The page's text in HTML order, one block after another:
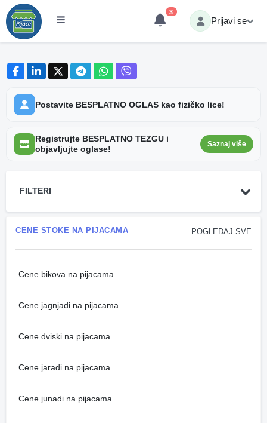
3
Prijavi se
Postavite BESPLATNO OGLAS kao fizičko lice!
Registrujte BESPLATNO TEZGU i
objavljujte oglase!
Saznaj više
FILTERI
POGLEDAJ SVE
CENE STOKE NA PIJACAMA
Cene bikova na pijacama
Cene jagnjadi na pijacama
Cene dviski na pijacama
Cene jaradi na pijacama
Cene junadi na pijacama